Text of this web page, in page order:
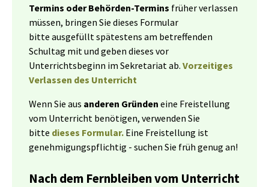
Termins oder Behörden-Termins früher verlassen
müssen, bringen Sie dieses Formular
bitte ausgefüllt spätestens am betreffenden
Schultag mit und geben dieses vor
Unterrichtsbeginn im Sekretariat ab. Vorzeitiges
Verlassen des Unterricht
Wenn Sie aus anderen Gründen eine Freistellung
vom Unterricht benötigen, verwenden Sie
bitte dieses Formular. Eine Freistellung ist
genehmigungspflichtig - suchen Sie früh genug an!
Nach dem Fernbleiben vom Unterricht